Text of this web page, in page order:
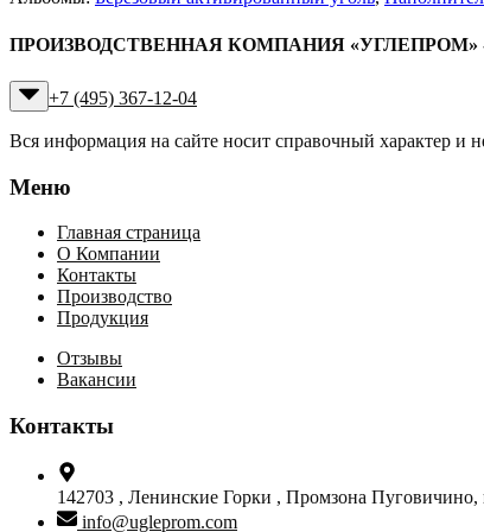
ПРОИЗВОДСТВЕННАЯ КОМПАНИЯ «УГЛЕПРОМ»
+7 (495) 367-12-04
Вся информация на сайте носит справочный характер и
Меню
Главная страница
О Компании
Контакты
Производство
Продукция
Отзывы
Вакансии
Контакты
142703 , Ленинские Горки , Промзона Пуговичино,
info@ugleprom.com